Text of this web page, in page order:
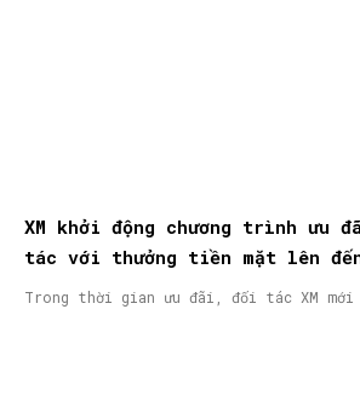
XM khởi động chương trình ưu
tác với thưởng tiền mặt lên
Trong thời gian ưu đãi, đối tác XM